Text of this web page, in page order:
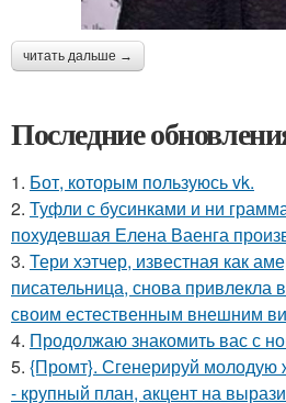
читать дальше →
Последние
1. Бот, которым пользуюсь vk.
2. Туфли с бусинками и ни
похудевшая Елена Ваенга
3. Тери хэтчер, известная как
писательница, снова привлекла
своим естественным внешним
4. Продолжаю знакомить вас с
5. {Промт}. Сгенерируй молодую
- крупный план, акцент на